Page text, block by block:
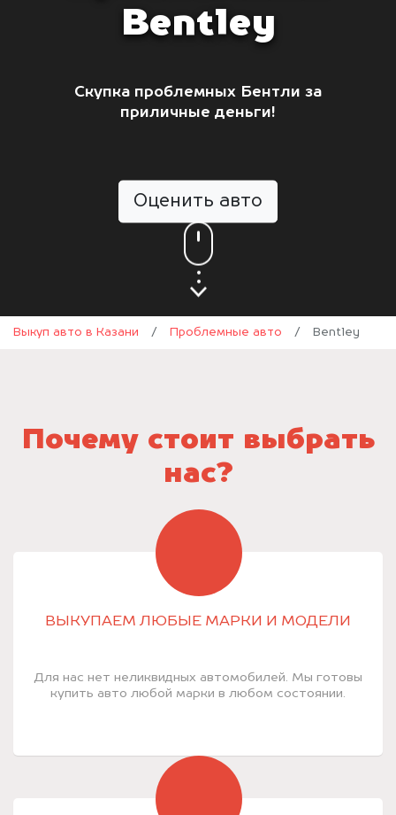
Bentley
Скупка проблемных Бентли за
приличные деньги!
Оценить авто
Выкуп авто в Казани / Проблемные авто / Bentley
Почему стоит выбрать
нас?
ВЫКУПАЕМ ЛЮБЫЕ МАРКИ И МОДЕЛИ
Для нас нет неликвидных автомобилей. Мы готовы
купить авто любой марки в любом состоянии.